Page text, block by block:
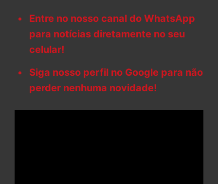
Entre no nosso canal do WhatsApp
para notícias diretamente no seu
celular!
Siga nosso perfil no Google para não
perder nenhuma novidade!